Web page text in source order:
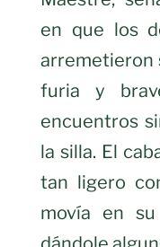
en que los
arremetieron
furia y
encuentros
la silla. El
tan ligero
movía en